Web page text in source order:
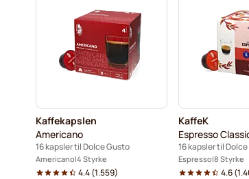
Starbucks®-kapsler for Dolce Gusto
Starbucks® Grande kaffekapsler for Dolce
Kaffekapslen
Americano
16 kapsler til Dolce Gusto
Americano 4 Styrke
4.4(1.559)
KaffeK
Espresso
16 kapsler til
Espresso 8 Styrke
4.6(